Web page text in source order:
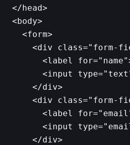
</head>
<body>
  <form>
<div class="form-
<label
<input
    </div>
<div class="form-
<label
<input
    </div>